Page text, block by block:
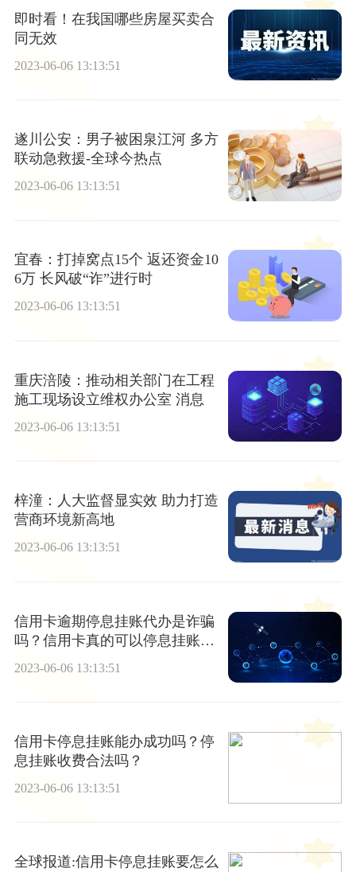
即时看！在我国哪些房屋买卖合
同无效
2023-06-06 13:13:51
遂川公安：男子被困泉江河 多方
联动急救援-全球今热点
2023-06-06 13:13:51
宜春：打掉窝点15个 返还资金10
6万 长风破“诈”进行时
2023-06-06 13:13:51
重庆涪陵：推动相关部门在工程
施工现场设立维权办公室 消息
2023-06-06 13:13:51
梓潼：人大监督显实效 助力打造
营商环境新高地
2023-06-06 13:13:51
信用卡逾期停息挂账代办是诈骗
吗？信用卡真的可以停息挂账
2023-06-06 13:13:51
信用卡停息挂账能办成功吗？停
息挂账收费合法吗？
2023-06-06 13:13:51
全球报道:信用卡停息挂账要怎么